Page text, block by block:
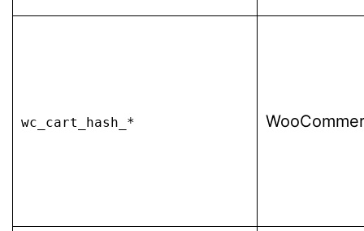
wc_cart_hash_*